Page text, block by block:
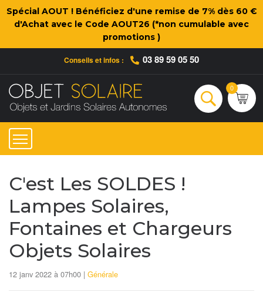
Spécial AOUT ! Bénéficiez d'une remise de 7% dès 60 €
d'Achat avec le Code AOUT26 (*non cumulable avec
promotions )
Conseils et infos : 03 89 59 05 50
Rechercher
0
C'est Les SOLDES !
Lampes Solaires,
Fontaines et Chargeurs
Objets Solaires
12 janv 2022 à 07h00 | Générale